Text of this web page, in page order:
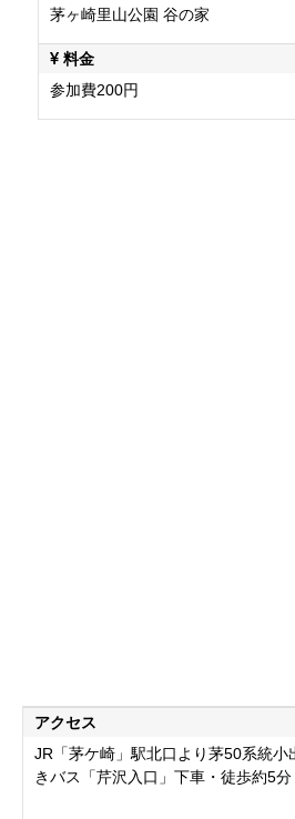
茅ヶ崎里山公園 谷の家
料金
参加費200円
アクセス
JR「茅ケ崎」駅北口より茅50系統小
きバス「芹沢入口」下車・徒歩約5分